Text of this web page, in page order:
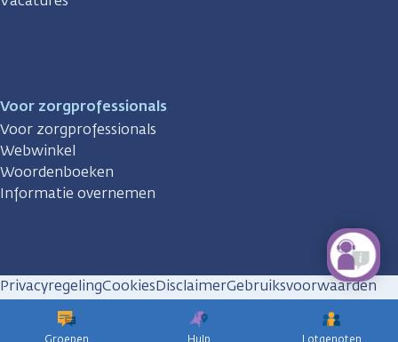
Voor zorgprofessionals
Voor zorgprofessionals
Webwinkel
Woordenboeken
Informatie overnemen
PrivacyregelingCookiesDisclaimerGebruiksvoorwaarden
Huisregels